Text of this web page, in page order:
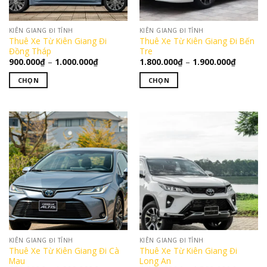
có
thể
được
chọn
trên
trang
sản
được
chọn
trên
trang
sản
phẩm
KIÊN GIANG ĐI TỈNH
Thuê Xe Từ Kiên Giang Đi
Đồng Tháp
900.000₫ – 1.000.000₫Khoảng
giá:
CHỌN
này
có
nhiều
biến
thể.
Các
tùy
chọn
có
thể
được
chọn
KIÊN GIANG ĐI TỈNH
Thuê Xe Từ Kiên Giang Đi Bến
Tre
1.800.000₫ – 1.900.000₫Khoảng
giá:
CHỌN
biến
thể.
Các
tùy
chọn
có
thể
được
chọn
KIÊN GIANG ĐI TỈNH
Thuê Xe Từ Kiên Giang Đi Cà
Mau
KIÊN GIANG ĐI TỈNH
Thuê Xe Từ Kiên Giang Đi
Long An